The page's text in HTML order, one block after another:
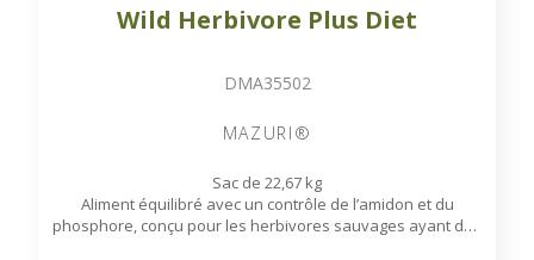
Wild Herbivore Plus Diet
DMA35502
MAZURI®
Sac de 22,67 kg
Aliment équilibré avec un contrôle de l’amidon et du
phosphore, conçu pour les herbivores sauvages ayant des